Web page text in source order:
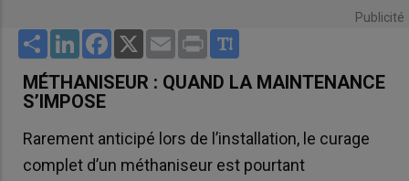
Publicité
Share LinkedInFacebook
X Email Print
MÉTHANISEUR : QUAND LA MAINTENANCE
S’IMPOSE
Rarement anticipé lors de l’installation, le curage
complet d’un méthaniseur est pourtant